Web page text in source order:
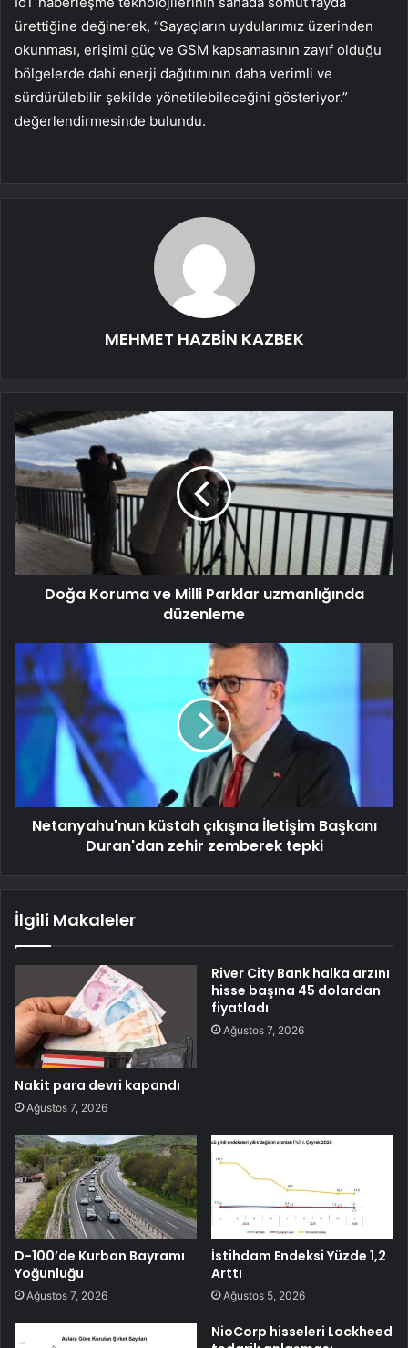
ürettiğine değinerek, “Sayaçların uydularımız üzerinden
okunması, erişimi güç ve GSM kapsamasının zayıf olduğu
bölgelerde dahi enerji dağıtımının daha verimli ve
sürdürülebilir şekilde yönetilebileceğini gösteriyor.”
değerlendirmesinde bulundu.
MEHMET HAZBİN KAZBEK
Doğa Koruma ve Milli Parklar uzmanlığında
düzenleme
Netanyahu'nun küstah çıkışına İletişim Başkanı
Duran'dan zehir zemberek tepki
İlgili Makaleler
Nakit para devri kapandı
Ağustos 7, 2026
River City Bank halka arzını
hisse başına 45 dolardan
fiyatladı
Ağustos 7, 2026
D-100’de Kurban Bayramı
Yoğunluğu
Ağustos 7, 2026
İstihdam Endeksi Yüzde 1,2
Arttı
Ağustos 5, 2026
NioCorp hisseleri Lockheed